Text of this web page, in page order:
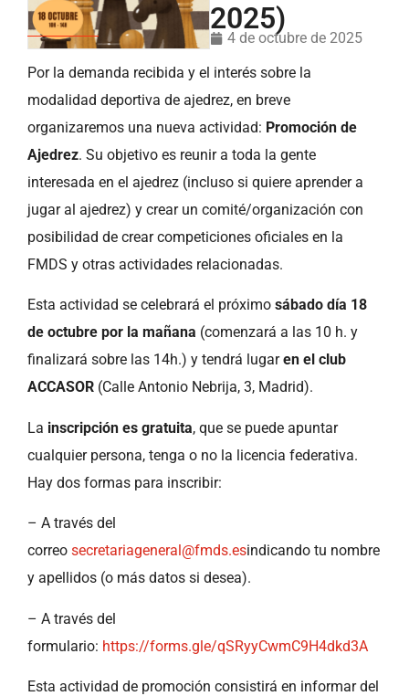
2025)
4 de octubre de 2025
Por la demanda recibida y el interés sobre la
modalidad deportiva de ajedrez, en breve
organizaremos una nueva actividad: Promoción de
Ajedrez. Su objetivo es reunir a toda la gente
interesada en el ajedrez (incluso si quiere aprender a
jugar al ajedrez) y crear un comité/organización con
posibilidad de crear competiciones oficiales en la
FMDS y otras actividades relacionadas.
Esta actividad se celebrará el próximo sábado día 18
de octubre por la mañana (comenzará a las 10 h. y
finalizará sobre las 14h.) y tendrá lugaren el club
ACCASOR (Calle Antonio Nebrija, 3, Madrid).
La inscripción es gratuita, que se puede apuntar
cualquier persona, tenga o no la licencia federativa.
Hay dos formas para inscribir:
– A través del
correo secretariageneral@fmds.esindicando tu nombre
y apellidos (o más datos si desea).
– A través del
formulario: https://forms.gle/qSRyyCwmC9H4dkd3A
Esta actividad de promoción consistirá en informar del